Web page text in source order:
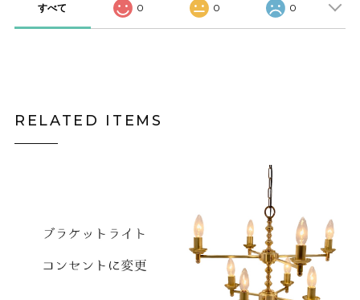
すべて 0 0 0
RELATED ITEMS